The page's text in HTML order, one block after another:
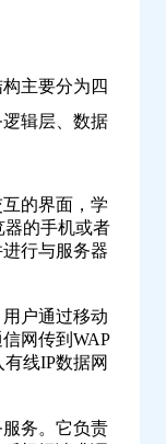
主要分为四
辑层、数据
的界面，学
器的手机或者
行与服务器
户通过移动
网传到WAP
线IP数据网
务。它负责